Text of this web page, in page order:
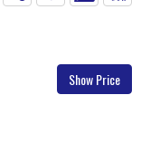
Show Price